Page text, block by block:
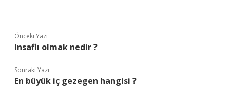
Önceki Yazı
Insaflı olmak nedir ?
Sonraki Yazı
En büyük iç gezegen hangisi ?